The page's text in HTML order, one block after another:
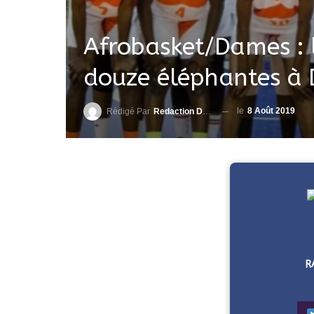
Afrobasket/Dames :
douze éléphantes à
Rédigé Par Redaction DjenaSport le 8 Août 2019